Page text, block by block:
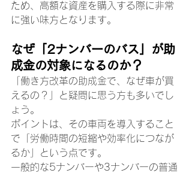
ため、高額な資産を購入する際に非常
に強い味方となります。
なぜ「2ナンバーのバス」が助
成金の対象になるのか？
「働き方改革の助成金で、なぜ車が買
えるの？」と疑問に思う方も多いでし
ょう。
ポイントは、その車両を導入すること
で「労働時間の短縮や効率化につなが
るか」という点です。
一般的な5ナンバーや3ナンバーの普通